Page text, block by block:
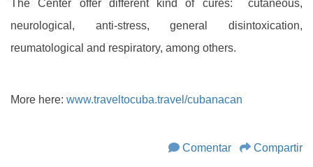
The Center offer different kind of cures: cutaneous,
neurological, anti-stress, general disintoxication,
reumatological and respiratory, among others.
More here: www.traveltocuba.travel/cubanacan
Comentar Compartir